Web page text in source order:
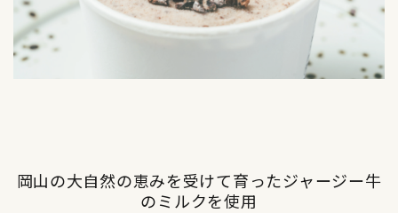
岡山の大自然の恵みを受けて育ったジャージー牛
のミルクを使用